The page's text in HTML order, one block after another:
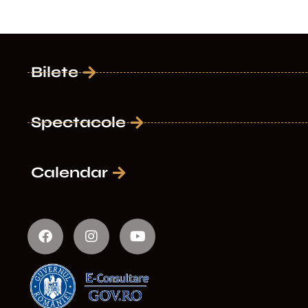
Bilete
Spectacole
Calendar